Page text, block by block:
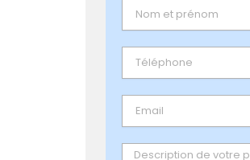
Message